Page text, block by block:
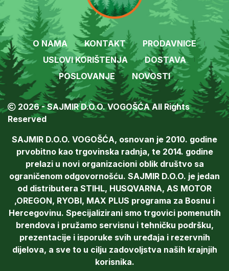
O NAMA KONTAKT
PRODAVNICE
USLOVI KORIŠTENJA
DOSTAVA
POSLOVANJE
NOVOSTI
2026 - SAJMIR D.O.O. VOGOŠĆA All Rights
Reserved
SAJMIR D.O.O. VOGOŠĆA, osnovan je 2010. godine
prvobitno kao trgovinska radnja, te 2014. godine
prelazi u novi organizacioni oblik društvo sa
ograničenom odgovornošću. SAJMIR D.O.O. je jedan
od distributera STIHL, HUSQVARNA, AS MOTOR
,OREGON, RYOBI, MAX PLUS programa za Bosnu i
Hercegovinu. Specijalizirani smo trgovici pomenutih
brendova i pružamo servisnu i tehničku podršku,
prezentacije i isporuke svih uređaja i rezervnih
dijelova, a sve to u cilju zadovoljstva naših krajnjih
korisnika.